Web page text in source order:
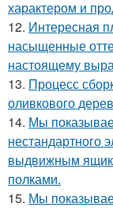
характером и
12. Интересная
насыщенные
настоящему
13. Процесс
оливкового
14. Мы
нестандартного
выдвижным
полками.
15. Мы